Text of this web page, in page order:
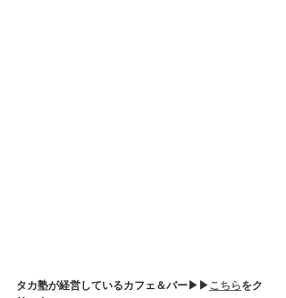
タカ塾が経営しているカフェ＆バー▶︎▶︎こちらをク